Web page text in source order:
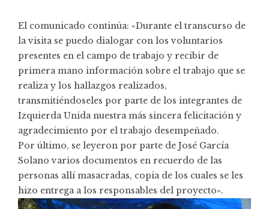
El comunicado continúa: «Durante el transcurso de
la visita se puedo dialogar con los voluntarios
presentes en el campo de trabajo y recibir de
primera mano información sobre el trabajo que se
realiza y los hallazgos realizados,
transmitiéndoseles por parte de los integrantes de
Izquierda Unida nuestra más sincera felicitación y
agradecimiento por el trabajo desempeñado.
Por último, se leyeron por parte de José García
Solano varios documentos en recuerdo de las
personas allí masacradas, copia de los cuales se les
hizo entrega a los responsables del proyecto».